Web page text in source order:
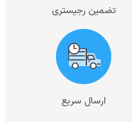
تضمین رجیستری
ارسال سریع